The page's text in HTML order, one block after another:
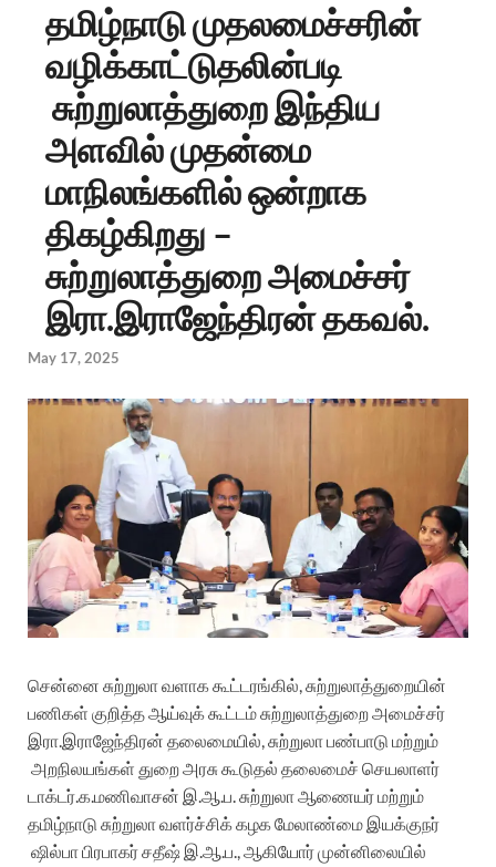
தமிழ்நாடு முதலமைச்சரின்
வழிக்காட்டுதலின்படி
சுற்றுலாத்துறை இந்திய
அளவில் முதன்மை
மாநிலங்களில் ஒன்றாக
திகழ்கிறது –
சுற்றுலாத்துறை அமைச்சர்
இரா.இராஜேந்திரன் தகவல்.
May 17, 2025
சென்னை சுற்றுலா வளாக கூட்டரங்கில், சுற்றுலாத்துறையின்
பணிகள் குறித்த ஆய்வுக் கூட்டம்சுற்றுலாத்துறை அமைச்சர்
இரா.இராஜேந்திரன் தலைமையில், சுற்றுலா பண்பாடு மற்றும்
அறநிலயங்கள் துறை அரசு கூடுதல் தலைமைச் செயலாளர்
டாக்டர்.க.மணிவாசன் இ.ஆ.ப.சுற்றுலா ஆணையர் மற்றும்
தமிழ்நாடு சுற்றுலா வளர்ச்சிக் கழக மேலாண்மை இயக்குநர்
ஷில்பா பிரபாகர் சதீஷ் இ.ஆ.ப., ஆகியோர் முன்னிலையில்